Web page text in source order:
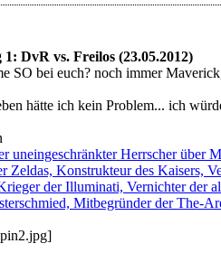
DvR vs. Freilos (23.05.2012)
SO bei euch? noch immer
hätte ich kein Problem... ich
uneingeschränkter Herrscher über
Zeldas, Konstrukteur des Kaisers,
der Illuminati, Vernichter der
Mitbegründer der The-